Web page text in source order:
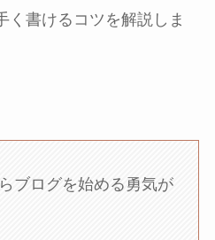
く書けるコツを解説しま
ブログを始める勇気が